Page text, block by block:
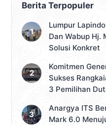
Berita Terpopuler
Lumpur
Dan Wabup Hj.
Solusi Konkret
Komitmen
Sukses
3 Pemilihan
Anargya ITS
Mark 6.0